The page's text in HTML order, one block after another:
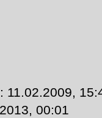
11.02.2009,
00:01